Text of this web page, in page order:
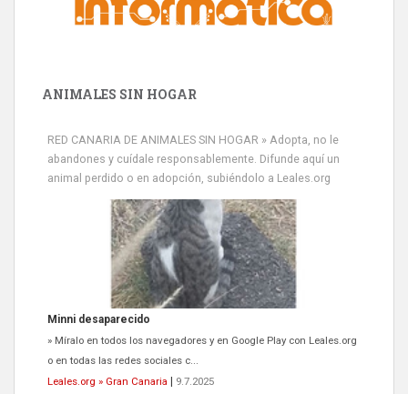
ANIMALES SIN HOGAR
RED CANARIA DE ANIMALES SIN HOGAR » Adopta, no le
abandones y cuídale responsablemente. Difunde aquí un
animal perdido o en adopción, subiéndolo a Leales.org
Minni desaparecido
» Míralo en todos los navegadores y en Google Play con Leales.org
o en todas las redes sociales c...
Leales.org » Gran Canaria
9.7.2025